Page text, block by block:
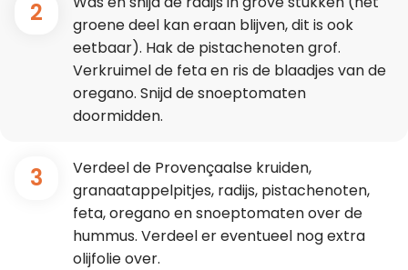
2
groene deel kan eraan blijven, dit is ook
eetbaar). Hak de pistachenoten grof.
Verkruimel de feta en ris de blaadjes van de
oregano. Snijd de snoeptomaten
doormidden.
3
Verdeel de Provençaalse kruiden,
granaatappelpitjes, radijs, pistachenoten,
feta, oregano en snoeptomaten over de
hummus. Verdeel er eventueel nog extra
olijfolie over.